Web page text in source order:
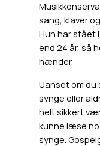
sang, klaver
Hun har stået
end 24 år, så
hænder.
Uanset om du
synge eller
helt sikkert
kunne læse
synge.